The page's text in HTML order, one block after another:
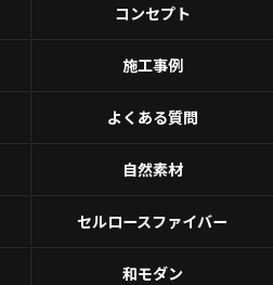
コンセプト
施工事例
よくある質問
自然素材
セルロースファイバー
和モダン